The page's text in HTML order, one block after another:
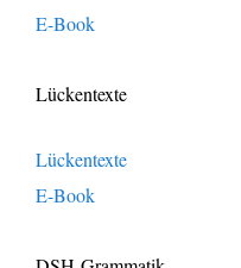
E-Book
Lückentexte
Lückentexte
E-Book